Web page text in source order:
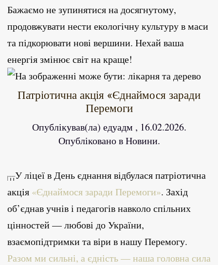
Бажаємо не зупинятися на досягнутому,
продовжувати нести екологічну культуру в маси
та підкорювати нові вершини. Нехай ваша
енергія змінює світ на краще!
Патріотична акція «Єднаймося заради
Перемоги
Опублікував(ла) едуадм , 16.02.2026.
Опубліковано вНовини.
У ліцеї в День єднання відбулася патріотична
акція «Єднаймося заради Перемоги». Захід
об’єднав учнів і педагогів навколо спільних
цінностей — любові до України,
взаємопідтримки та віри в нашу Перемогу.
Разом ми сильні, а єдність — наша головна сила